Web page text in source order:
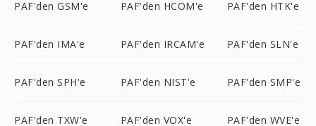
PAF'den GSM'e PAF'den HCOM'e PAF'den HTK'e
PAF'den IMA'e PAF'den IRCAM'e PAF'den SLN'e
PAF'den SPH'e PAF'den NIST'e PAF'den SMP'e
PAF'den TXW'e PAF'den VOX'e PAF'den WVE'e